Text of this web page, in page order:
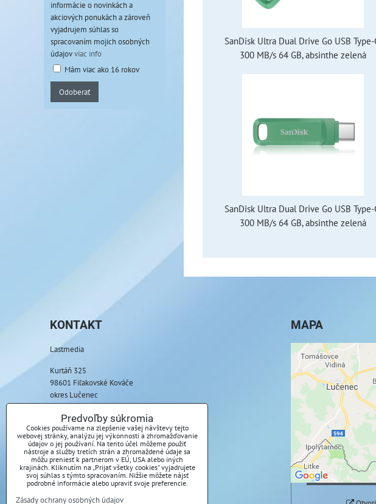
SanDisk Ultra Dual Drive Go USB Type-
300 MB/s 64 GB, absinthe zelená
SanDisk Ultra Dual Drive Go USB Type-
300 MB/s 64 GB, absinthe zelená
informácie o novinkách a
akciových ponukách a zároveň
vyjadrujem súhlas so
spracovaním mojich osobných
údajovviac info
Mám viac ako 16 rokov
Odoberať
KONTAKT
Lastmedia
Kurtáň 325
98601 Fiľakovské Kováče
okres Lučenec
Telefón:
+421 917 085 369
E-mail:
info@lastmedia.sk
MAPA
Externý
Prajete
Povoliť a
Predvoľby súkromia
Cookies používame na zlepšenie vašej návštevy tejto
webovej stránky, analýzu jej výkonnosti a zhromažďovanie
údajov o jej používaní. Na tento účel môžeme použiť
nástroje a služby tretích strán a zhromaždené údaje sa
môžu preniesť k partnerom v EÚ, USA alebo iných
krajinách. Kliknutím na „Prijať všetky cookies“ vyjadrujete
svoj súhlas s týmto spracovaním. Nižšie môžete nájsť
podrobné informácie alebo upraviť svoje preferencie.
Zásady ochrany osobných údajov